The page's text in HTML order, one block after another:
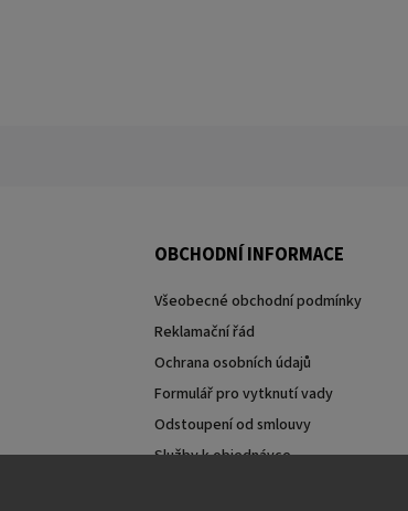
OBCHODNÍ INFORMACE
Všeobecné obchodní podmínky
Reklamační řád
Ochrana osobních údajů
Formulář pro vytknutí vady
Odstoupení od smlouvy
Služby k objednávce